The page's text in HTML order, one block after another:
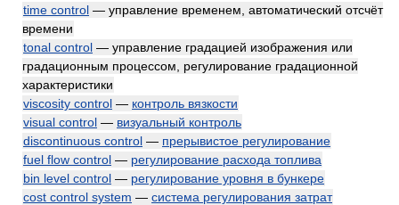
time control — управление временем, автоматический отсчёт
времени
tonal control — управление градацией изображения или
градационным процессом, регулирование градационной
характеристики
viscosity control — контроль вязкости
visual control — визуальный контроль
discontinuous control — прерывистое регулирование
fuel flow control — регулирование расхода топлива
bin level control — регулирование уровня в бункере
cost control system — система регулирования затрат